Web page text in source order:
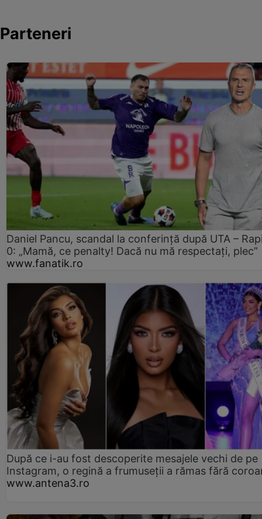
Parteneri
Daniel Pancu, scandal la conferință după UTA –
0: „Mamă, ce penalty! Dacă nu mă respectați, plec”
www.fanatik.ro
După ce i-au fost descoperite mesajele vechi de pe
Instagram, o regină a frumuseții a rămas fără
www.antena3.ro